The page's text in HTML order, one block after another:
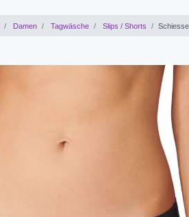
Damen Tagwäsche Slips / Shorts